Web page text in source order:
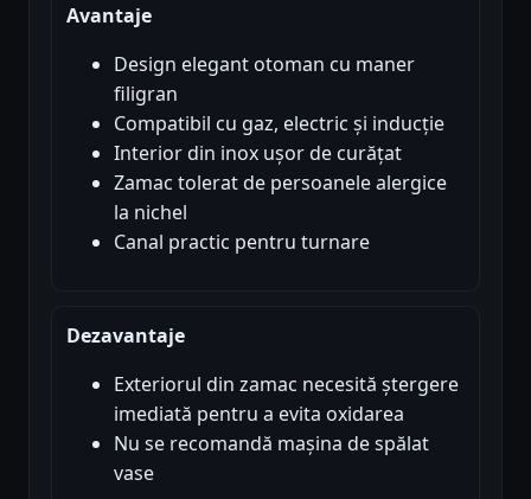
Avantaje
Design elegant otoman cu maner
filigran
Compatibil cu gaz, electric și inducție
Interior din inox ușor de curățat
Zamac tolerat de persoanele alergice
la nichel
Canal practic pentru turnare
Dezavantaje
Exteriorul din zamac necesită ștergere
imediată pentru a evita oxidarea
Nu se recomandă mașina de spălat
vase